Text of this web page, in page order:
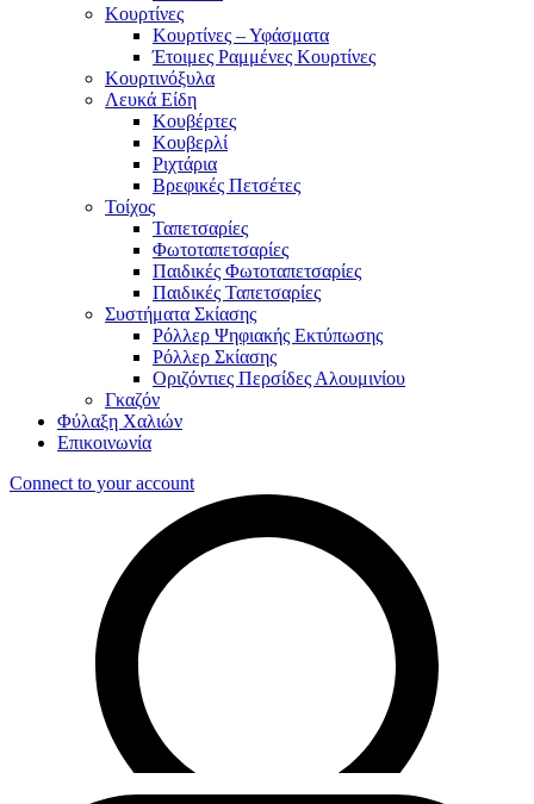
Κουρτίνες
Κουρτίνες – Υφάσματα
Έτοιμες Ραμμένες Κουρτίνες
Κουρτινόξυλα
Λευκά Είδη
Κουβέρτες
Κουβερλί
Ριχτάρια
Βρεφικές Πετσέτες
Τοίχος
Ταπετσαρίες
Φωτοταπετσαρίες
Παιδικές Φωτοταπετσαρίες
Παιδικές Ταπετσαρίες
Συστήματα Σκίασης
Ρόλλερ Ψηφιακής Εκτύπωσης
Ρόλλερ Σκίασης
Οριζόντιες Περσίδες Αλουμινίου
Γκαζόν
Φύλαξη Χαλιών
Επικοινωνία
Connect to your account